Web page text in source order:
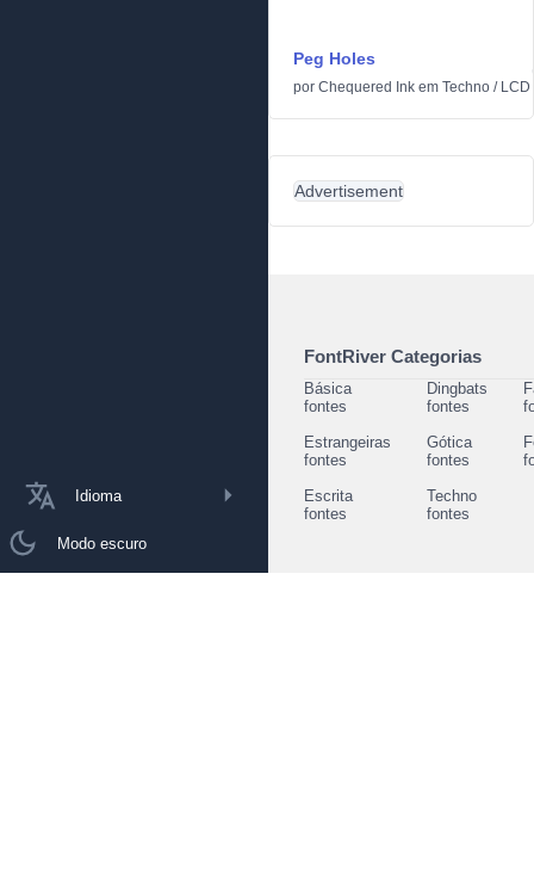
Idioma
Modo escuro
Peg Holes
por Chequered Ink em Techno / LCD
Advertisement
FontRiver Categorias
Básica
fontes
Dingbats
fontes
Estrangeiras
fontes
Gótica
fontes
Escrita
fontes
Techno
fontes